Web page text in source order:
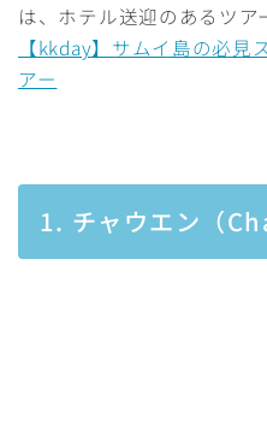
は、ホテル送迎のあるツ
【kkday】サムイ島の必見
アー
1. チャウエン（